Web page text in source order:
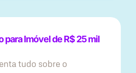
para Imóvel de R$ 25 mil
tudo sobre o